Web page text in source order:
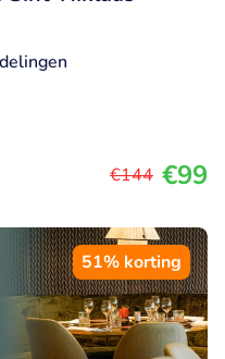
€144 €99
51% korting